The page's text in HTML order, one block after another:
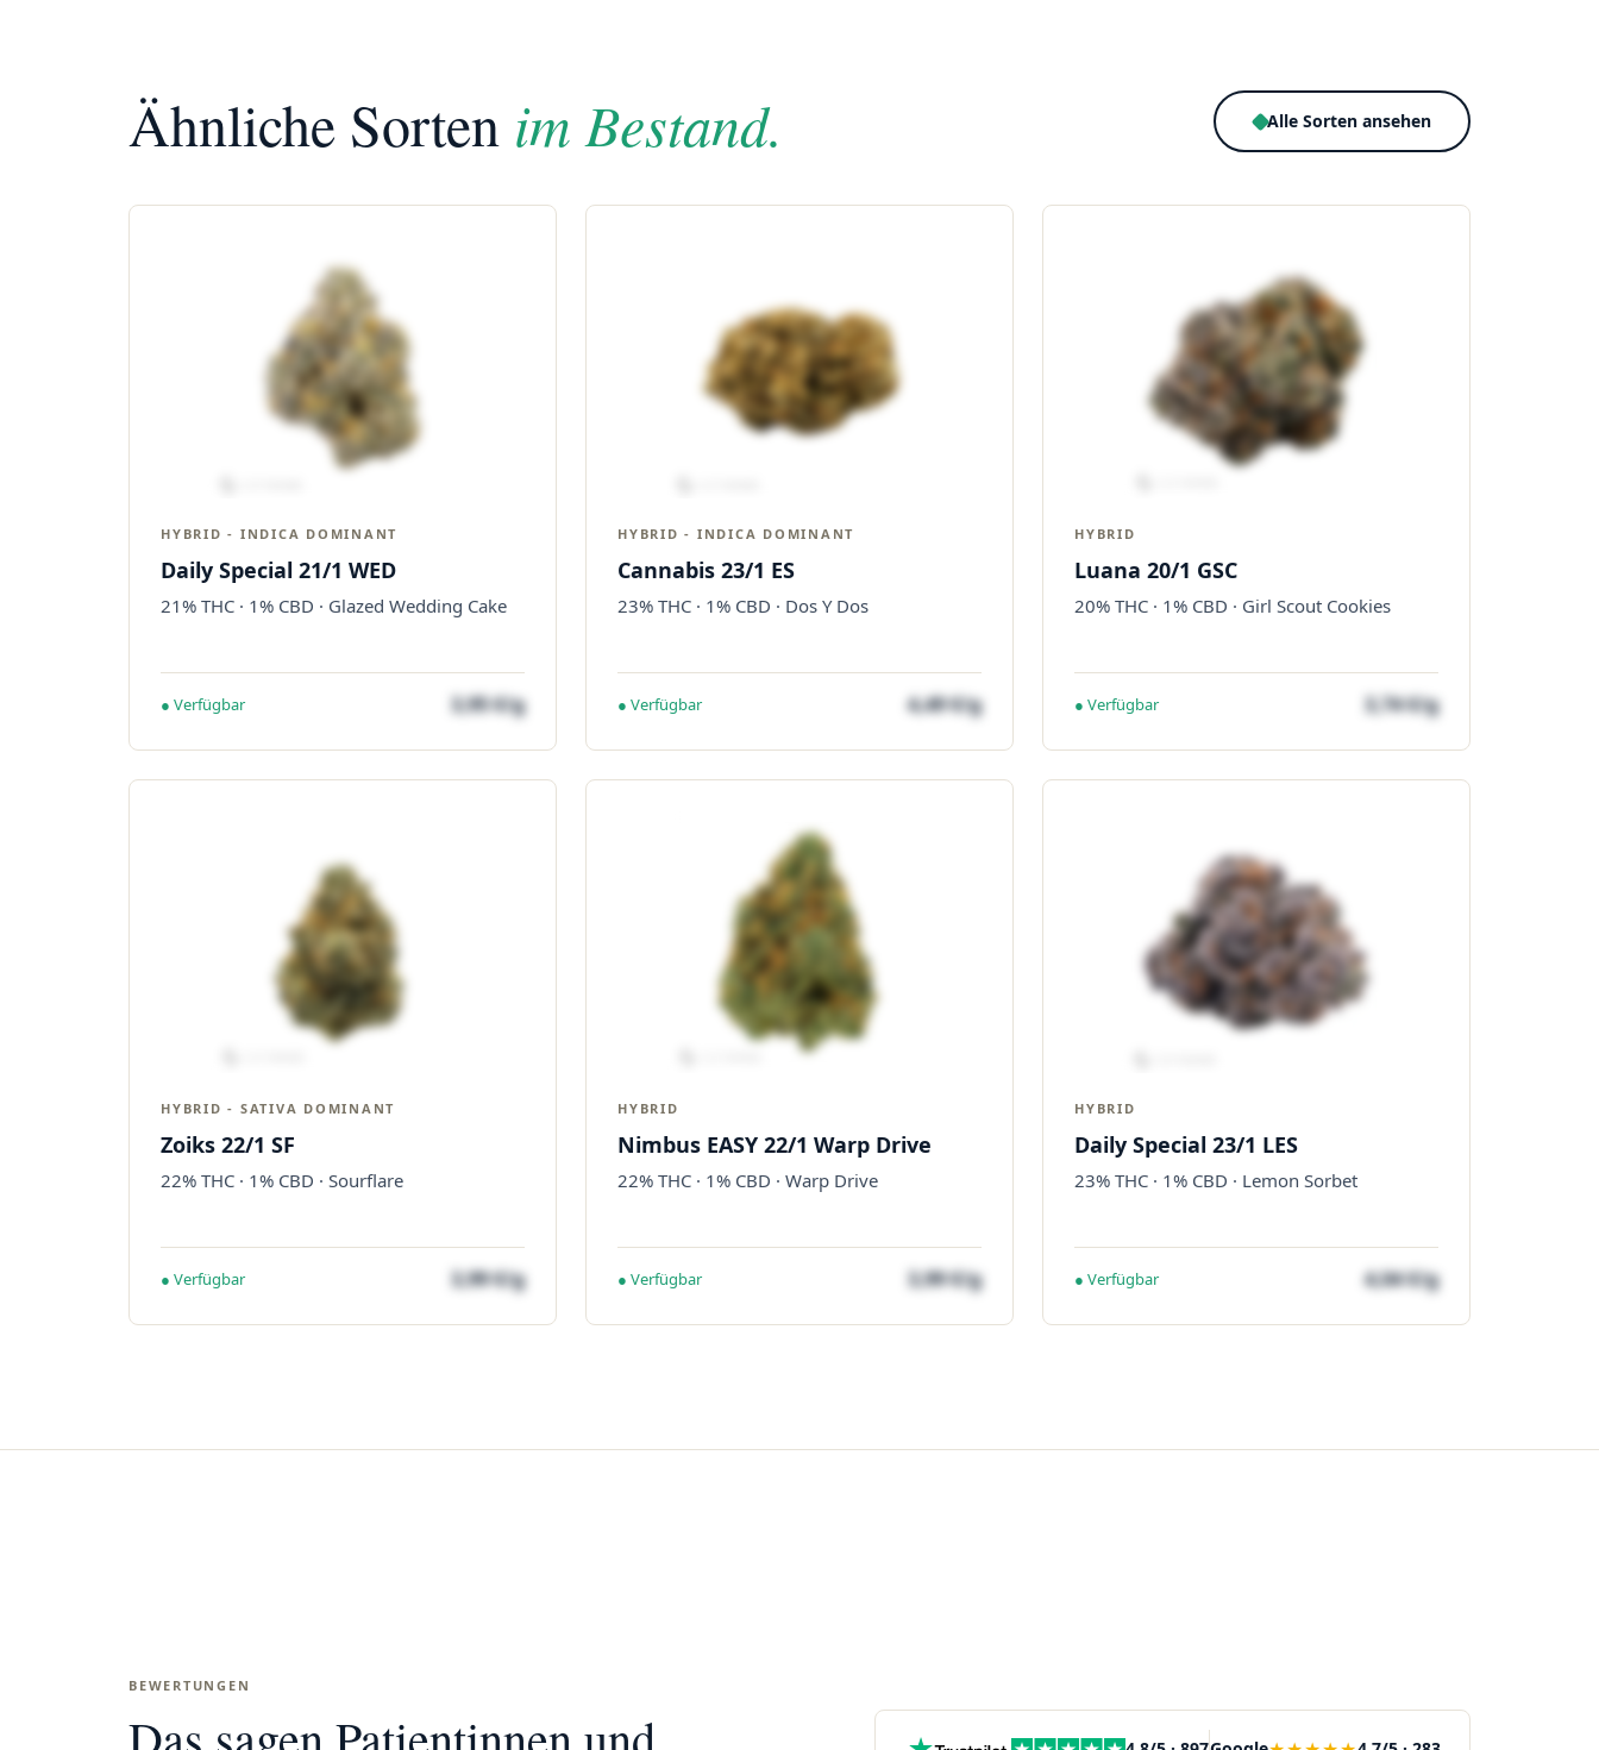
Ähnliche Sorten im Bestand. Alle Sorten ansehen
HYBRID - INDICA DOMINANT
Daily Special 21/1 WED
21% THC · 1% CBD · Glazed Wedding Cake
● Verfügbar 3,95 €/g
HYBRID - INDICA DOMINANT
Cannabis 23/1 ES
23% THC · 1% CBD · Dos Y Dos
● Verfügbar 4,49 €/g
HYBRID
Luana 20/1 GSC
20% THC · 1% CBD · Girl Scout Cookies
● Verfügbar 3,74 €/g
HYBRID - SATIVA DOMINANT
Zoiks 22/1 SF
22% THC · 1% CBD · Sourflare
● Verfügbar 3,99 €/g
HYBRID
Nimbus EASY 22/1 Warp Drive
22% THC · 1% CBD · Warp Drive
● Verfügbar 3,99 €/g
HYBRID
Daily Special 23/1 LES
23% THC · 1% CBD · Lemon Sorbet
● Verfügbar 4,04 €/g
BEWERTUNGEN